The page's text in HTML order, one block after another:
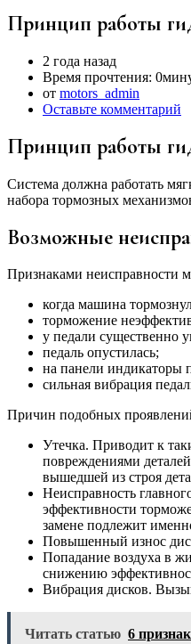
Принцип работы
2 года назад
Время прочтения:
от motors_admin
Оставьте комментарий
Принцип работы
Система должна работать
набора тормозных
Возможные
Признаками неисправности
когда машина
торможение
у педали существенно
педаль опустилась;
на панели индикаторы
сильная вибрация
Причин подобных
Утечка. Приводит к
повреждениями
вышедшей из строя
Неисправность
эффективности
замене подлежит
Повышенный износ
Попадание воздуха в
снижению
Вибрация дисков.
Читать статью 6